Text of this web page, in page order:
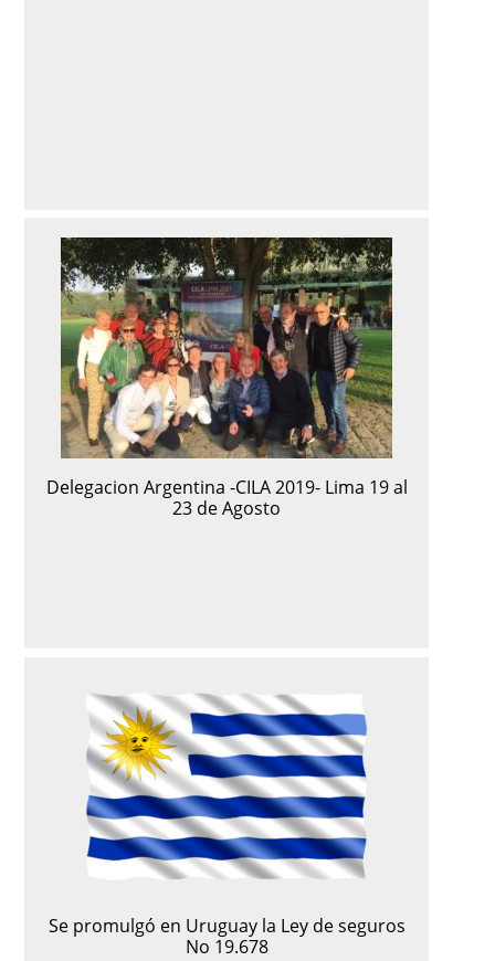
Delegacion Argentina -CILA 2019- Lima 19 al
23 de Agosto
Se promulgó en Uruguay la Ley de seguros
No 19.678